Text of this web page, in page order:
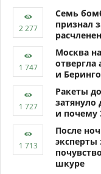
Семь
признал
Москва
и
Ракеты
и почему
После
шкуре